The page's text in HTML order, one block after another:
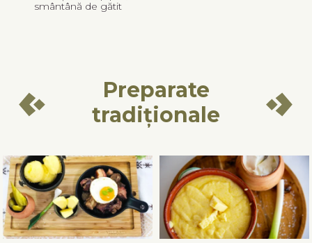
smântână de gătit
Preparate
tradiționale